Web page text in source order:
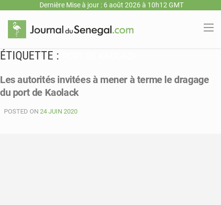
Dernière Mise à jour : 6 août 2026 à 10h12 GMT
ÉTIQUETTE :
Les autorités invitées à mener à terme le dragage
du port de Kaolack
POSTED ON 24 JUIN 2020